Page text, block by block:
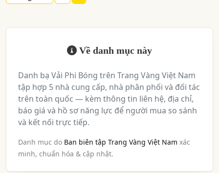
Về danh mục này
Danh bạ Vải Phi Bóng trên Trang Vàng Việt Nam
tập hợp 5 nhà cung cấp, nhà phân phối và đối tác
trên toàn quốc — kèm thông tin liên hệ, địa chỉ,
báo giá và hồ sơ năng lực để người mua so sánh
và kết nối trực tiếp.
Danh mục do Ban biên tập Trang Vàng Việt Nam xác
minh, chuẩn hóa & cập nhật.